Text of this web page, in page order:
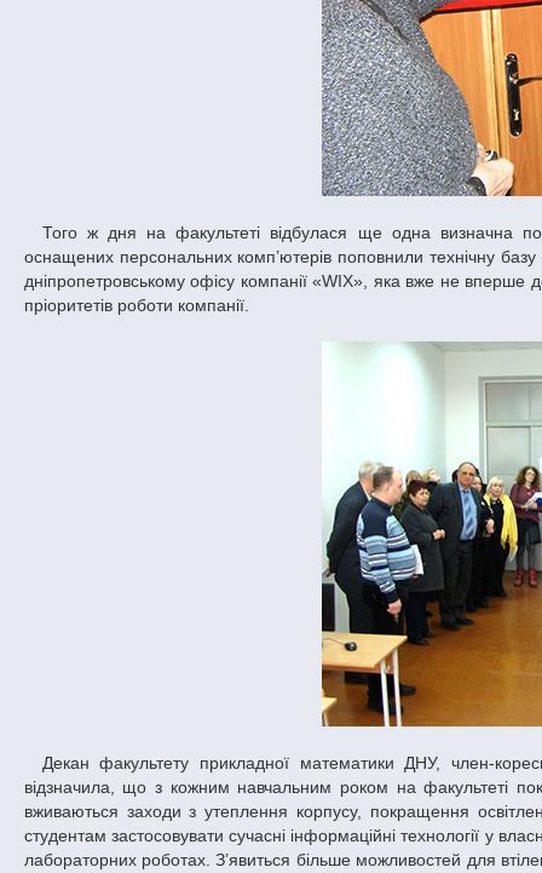
Того ж дня на факультеті відбулася ще одна визначна подія – відкриття нового комп’ютерного класу. Дванадцять сучасних, добре
оснащених персональних комп’ютерів поповнили технічну
дніпропетровському офісу компанії «WIX», яка вже не вперше
пріоритетів роботи компанії.
Декан факультету прикладної математики ДНУ, член-кореспондент Національної академії наук України, професор Олена Кісельова
відзначила, що з кожним навчальним роком на факультеті
вживаються заходи з утеплення корпусу, покращення
студентам застосовувати сучасні інформаційні технології у
лабораторних роботах. З’явиться більше можливостей для